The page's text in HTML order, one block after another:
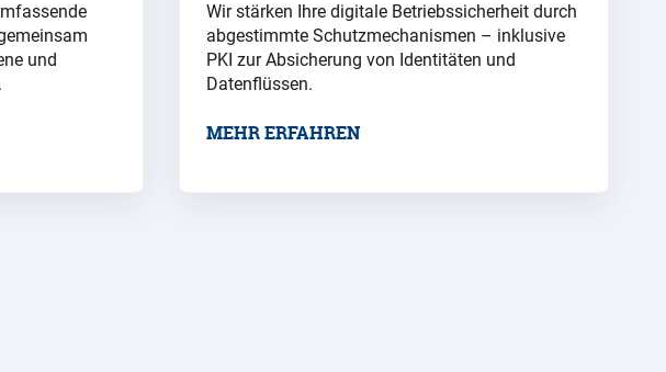
und
Wir stärken Ihre digitale Betriebssicherheit durch
abgestimmte Schutzmechanismen – inklusive
PKI zur Absicherung von Identitäten und
Datenflüssen.
MEHR ERFAHREN